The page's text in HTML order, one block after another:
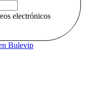
electrónicos